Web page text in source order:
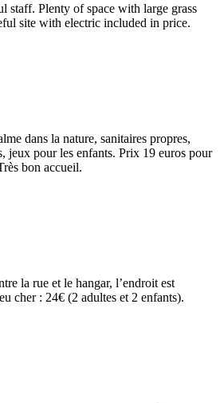
staff. Plenty of space with large grass
site with electric included in price.
dans la nature, sanitaires propres,
jeux pour les enfants. Prix 19 euros pour
bon accueil.
la rue et le hangar, l’endroit est
cher : 24€ (2 adultes et 2 enfants).